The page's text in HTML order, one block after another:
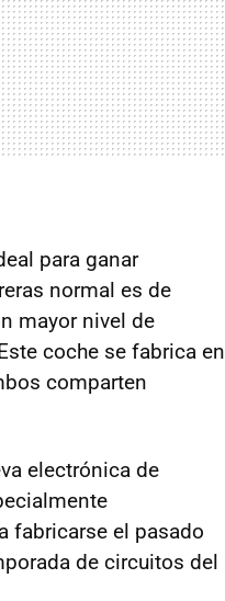
para ganar
normal es de
mayor nivel de
coche se fabrica en
comparten
electrónica de
fabricarse el pasado
de circuitos del